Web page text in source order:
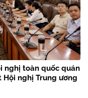
nghị toàn quốc quán
nghị Trung ương